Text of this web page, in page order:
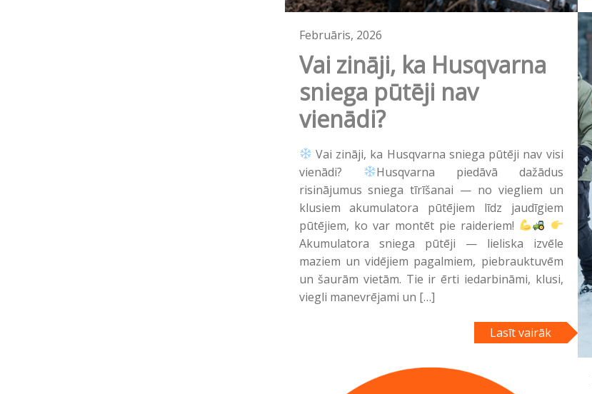
Februāris, 2026
Vai zināji, ka Husqvarna
sniega pūtēji nav
vienādi?
Vai zināji, ka Husqvarna sniega pūtēji nav visi
vienādi?
Husqvarna piedāvā dažādus
risinājumus sniega tīrīšanai — no viegliem un
klusiem akumulatora pūtējiem līdz jaudīgiem
pūtējiem, ko var montēt pie raideriem!
Akumulatora sniega pūtēji — lieliska izvēle
maziem un vidējiem pagalmiem, piebrauktuvēm
un šaurām vietām. Tie ir ērti iedarbināmi, klusi,
viegli manevrējami un […]
Lasīt vairāk